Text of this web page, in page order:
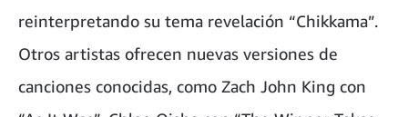
reinterpretando su tema revelación “Chikkama”.
Otros artistas ofrecen nuevas versiones de
canciones conocidas, como Zach John King con